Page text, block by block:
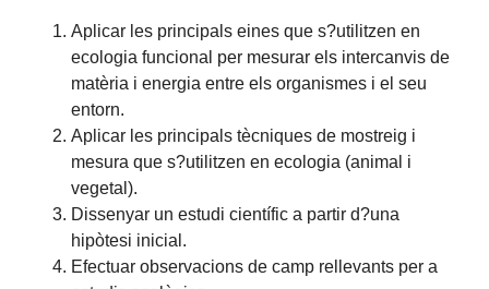
Aplicar les principals eines que s?utilitzen en
ecologia funcional per mesurar els intercanvis de
matèria i energia entre els organismes i el seu
entorn.
Aplicar les principals tècniques de mostreig i
mesura que s?utilitzen en ecologia (animal i
vegetal).
Dissenyar un estudi científic a partir d?una
hipòtesi inicial.
Efectuar observacions de camp rellevants per a